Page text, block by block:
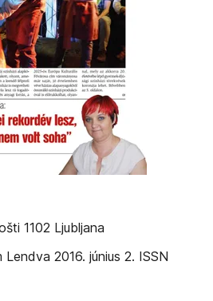
1102 Ljubljana
2016. június 2. ISSN